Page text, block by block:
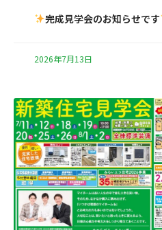
完成見学会のお知らせです
2026年7月13日